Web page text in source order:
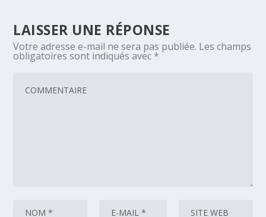
LAISSER UNE RÉPONSE
Votre adresse e-mail ne sera pas publiée. Les champs
obligatoires sont indiqués avec *